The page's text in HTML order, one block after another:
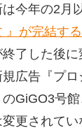
は今年の2月
』が完結す
了した後
広告『プ
のGiGO3号
更されてい